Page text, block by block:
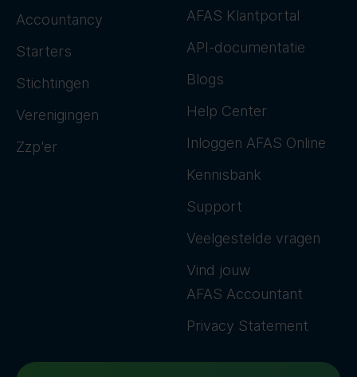
Accountancy
Starters
Stichtingen
Verenigingen
Zzp'er
AFAS Klantportal
API-documentatie
Blogs
Help Center
Inloggen AFAS Online
Kennisbank
Support
Veelgestelde vragen
Vind jouw
AFAS Accountant
Privacy Statement